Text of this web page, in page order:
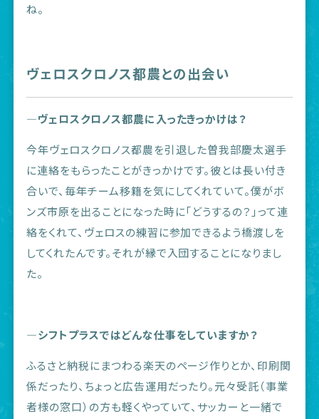
ね。
ヴェロスクロノス都農との出会い
―ヴェロスクロノス都農に入ったきっかけは？
今年ヴェロスクロノス都農を引退した曽我部慶太選手
に連絡をもらったことがきっかけです。彼とは長い付き
合いで、毎年チーム移籍を気にしてくれていて。僕がボ
ンズ市原を出ることになった時に「どうするの？」って連
絡をくれて、ヴェロスの練習に参加できるよう橋渡しを
してくれたんです。それが縁で入団することになりまし
た。
―シフトプラスではどんな仕事をしていますか？
ふるさと納税にまつわる楽天のページ作りとか、印刷関
係だったり、ちょっと広告運用だったり。元々受託（事業
者様の窓口）の方も軽くやっていて、サッカーと一緒で